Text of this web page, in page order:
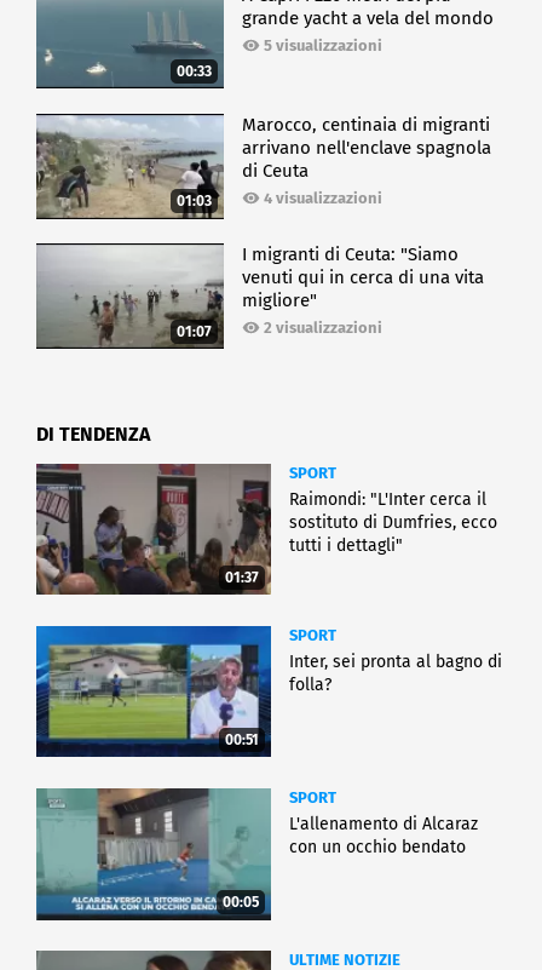
00:33
grande yacht a vela del mondo
5 visualizzazioni
01:03
Marocco, centinaia di migranti
arrivano nell'enclave spagnola
di Ceuta
4 visualizzazioni
01:07
I migranti di Ceuta: "Siamo
venuti qui in cerca di una vita
migliore"
2 visualizzazioni
DI TENDENZA
01:37
SPORT
Raimondi: "L'Inter cerca il
sostituto di Dumfries, ecco
tutti i dettagli"
00:51
SPORT
Inter, sei pronta al bagno di
folla?
00:05
SPORT
L'allenamento di Alcaraz
con un occhio bendato
ULTIME NOTIZIE